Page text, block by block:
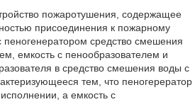
пожаротушения, содержащее
присоединения к пожарному
средство смешения
емкость с пенообразователем и
в средство смешения воды с
тем, что пеногерератор
а емкость с